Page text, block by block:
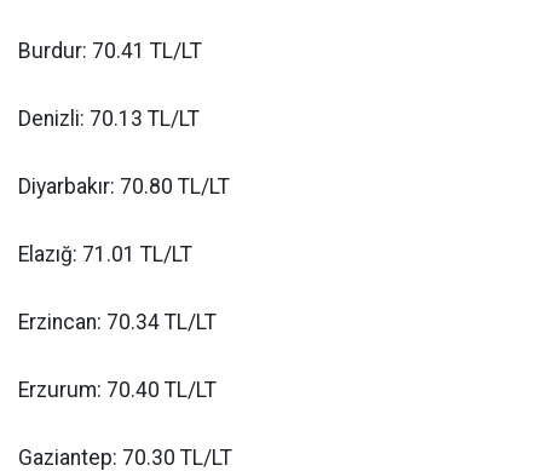
Burdur: 70.41 TL/LT
Denizli: 70.13 TL/LT
Diyarbakır: 70.80 TL/LT
Elazığ: 71.01 TL/LT
Erzincan: 70.34 TL/LT
Erzurum: 70.40 TL/LT
Gaziantep: 70.30 TL/LT